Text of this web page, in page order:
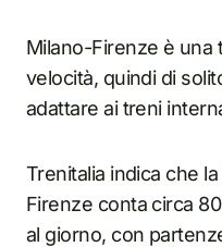
Milano-Firenze è una
velocità, quindi di
adattare ai treni
Trenitalia indica che
Firenze conta circa
al giorno, con